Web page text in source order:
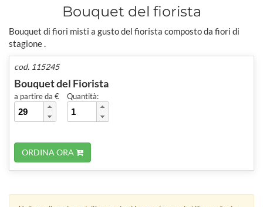
Bouquet del fiorista
Bouquet di fiori misti a gusto del fiorista composto da fiori di
stagione .
cod. 115245
Bouquet del Fiorista
a partire da € Quantità:
ORDINA ORA